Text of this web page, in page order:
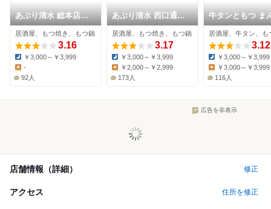
あぶり清水 総本店別
館
居酒屋、もつ焼き、もつ鍋
3.16
Dinner:
￥3,000～￥3,999
Lunch:
-
92人
あぶり清水 西口通り
店
居酒屋、もつ焼き、もつ鍋
3.17
Dinner:
￥3,000～￥3,999
￥2,000～￥2,999
173人
牛タンともつ ま
ん
居酒屋、牛タン、も
3.12
Dinner:
￥3,000～￥3,999
￥3,000～￥3,999
116人
広告を非表示
店舗情報（詳細） 修正
アクセス 住所を修正